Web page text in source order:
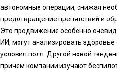
автономные операции, снижая
предотвращение препятствий и
Это продвижение особенно
ИИ, могут анализировать
условия поля. Другой новой
причем компании изучают